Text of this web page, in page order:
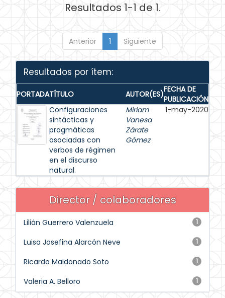
Resultados 1-1 de 1.
Anterior 1 Siguiente
Resultados por ítem:
PORTADATÍTULO AUTOR(ES)FECHA DE
PUBLICACIÓN
Configuraciones
sintácticas y
pragmáticas
asociadas con
verbos de régimen
en el discurso
natural.
Miriam
Vanesa
Zárate
Gómez
1-may-2020
Director / colaboradores
1
Lilián Guerrero Valenzuela
1
Luisa Josefina Alarcón Neve
1
Ricardo Maldonado Soto
1
Valeria A. Belloro